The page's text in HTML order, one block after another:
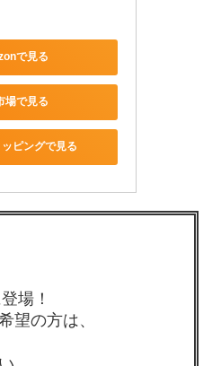
で見る
場で見る
ピングで見る
場！
望の方は、